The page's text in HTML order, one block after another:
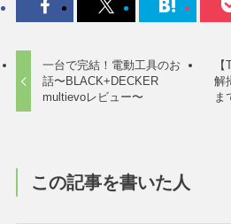
一台で完結！電動工具のお
話〜BLACK+DECKER
multievoレビュー〜
解
ま
この記事を書いた人